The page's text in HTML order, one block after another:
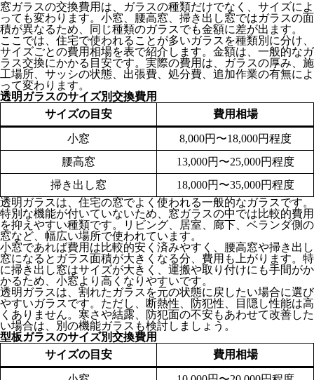
窓ガラスの交換費用は、ガラスの種類だけでなく、サイズによ
っても変わります。小窓、腰高窓、掃き出し窓ではガラスの面
積が異なるため、同じ種類のガラスでも金額に差が出ます。
ここでは、住宅で使われることが多いガラスを種類別に分け、
サイズごとの費用相場を表で紹介します。金額は、一般的なガ
ラス交換にかかる目安です。実際の費用は、ガラスの厚み、施
工場所、サッシの状態、出張費、処分費、追加作業の有無によ
って変わります。
透明ガラスのサイズ別交換費用
サイズの目安
費用相場
小窓
8,000円〜18,000円程度
腰高窓
13,000円〜25,000円程度
掃き出し窓
18,000円〜35,000円程度
透明ガラスは、住宅の窓でよく使われる一般的なガラスです。
特別な機能が付いていないため、窓ガラスの中では比較的費用
を抑えやすい種類です。リビング、居室、廊下、ベランダ側の
窓など、幅広い場所で使われています。
小窓であれば費用は比較的安く済みやすく、腰高窓や掃き出し
窓になるとガラス面積が大きくなる分、費用も上がります。特
に掃き出し窓はサイズが大きく、運搬や取り付けにも手間がか
かるため、小窓より高くなりやすいです。
透明ガラスは、割れたガラスを元の状態に戻したい場合に選び
やすいガラスです。ただし、断熱性、防犯性、目隠し性能は高
くありません。寒さや結露、防犯面の不安もあわせて改善した
い場合は、別の機能ガラスも検討しましょう。
型板ガラスのサイズ別交換費用
サイズの目安
費用相場